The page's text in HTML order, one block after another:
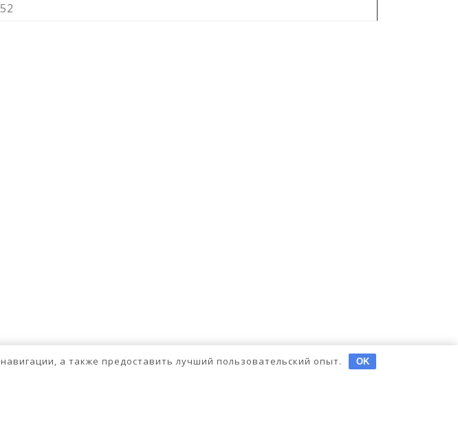
52
а также предоставить лучший пользовательский опыт. OK